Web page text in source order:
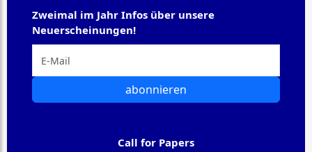
Zweimal im Jahr Infos über unsere
Neuerscheinungen!
abonnieren
Call for Papers